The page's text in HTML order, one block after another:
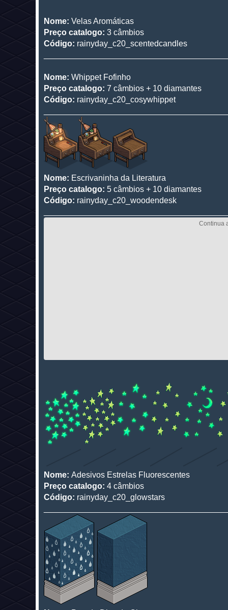
Nome: Velas Aromáticas
Preço catalogo: 3 câmbios
Código: rainyday_c20_scentedcandles
Nome: Whippet Fofinho
Preço catalogo: 7 câmbios + 10 diamantes
Código: rainyday_c20_cosywhippet
Nome: Escrivaninha da Literatura
Preço catalogo: 5 câmbios + 10 diamantes
Código: rainyday_c20_woodendesk
Nome: Adesivos Estrelas Fluorescentes
Preço catalogo: 4 câmbios
Código: rainyday_c20_glowstars